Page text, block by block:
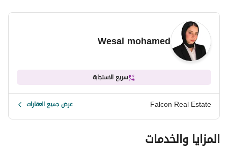
Wesal mohamed
سريع الاستجابة
Falcon Real Estate عرض جميع العقارات
المزايا والخدمات